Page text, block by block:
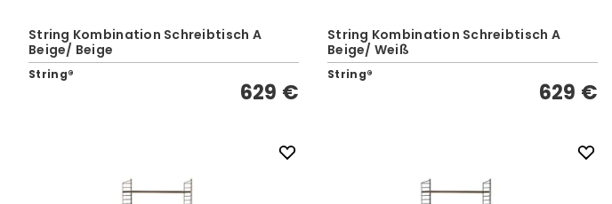
String Kombination Schreibtisch A
Beige/ Beige
String®
629 €
String Kombination Schreibtisch A
Beige/ Weiß
String®
629 €